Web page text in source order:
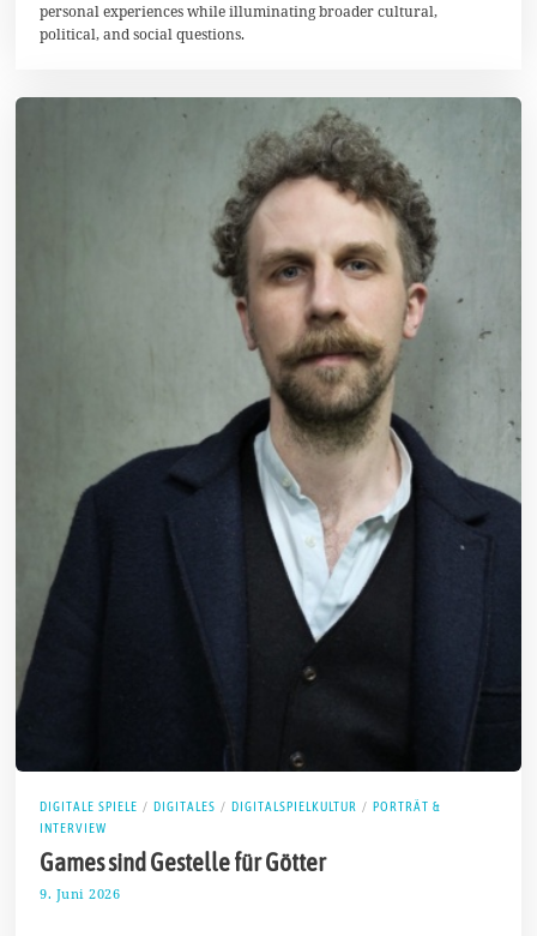
personal experiences while illuminating broader cultural,
political, and social questions.
DIGITALE SPIELE / DIGITALES / DIGITALSPIELKULTUR / PORTRÄT &
INTERVIEW
Games sind Gestelle für Götter
9. Juni 2026